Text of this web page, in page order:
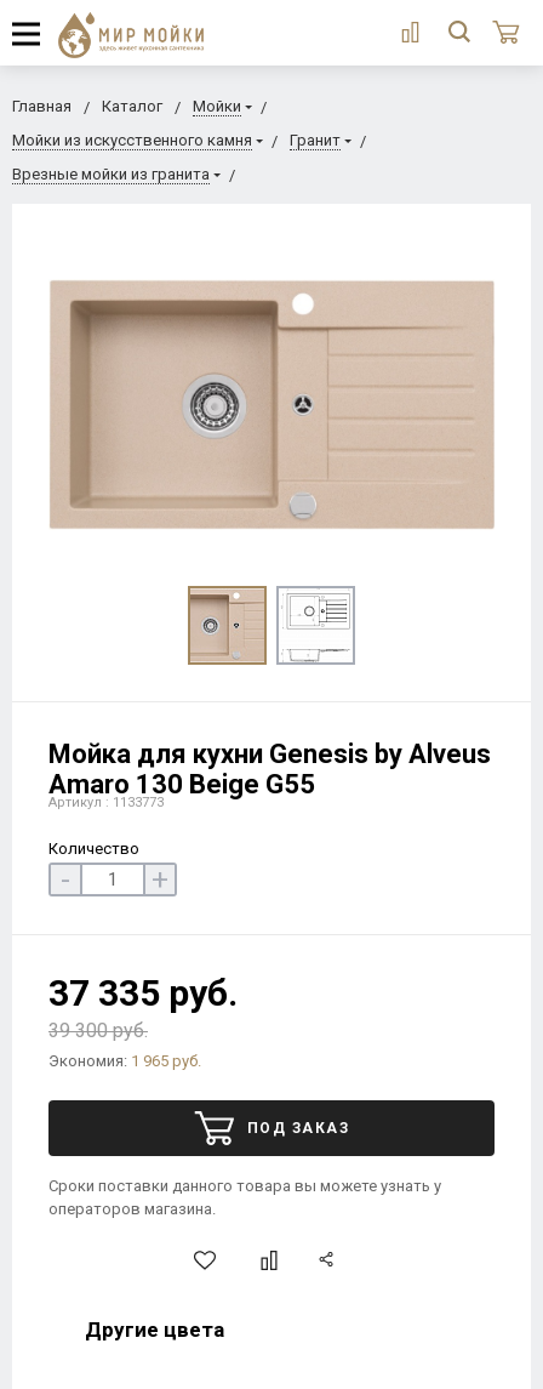
Главная Каталог
Мойки
Мойки из искусственного камня
Гранит
Врезные мойки из гранита
Мойка для кухни Genesis by Alveus
Amaro 130 Beige G55
Артикул : 1133773
Количество
- +
37 335 руб.
39 300 руб.
Экономия: 1 965 руб.
ПОД ЗАКАЗ
Сроки поставки данного товара вы можете узнать у
операторов магазина.
Другие цвета